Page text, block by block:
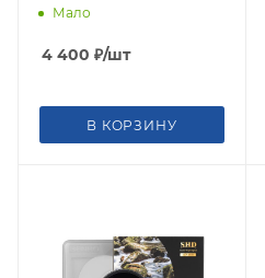
нейтрально-серый
Мало
4 400 ₽/шт
В КОРЗИНУ